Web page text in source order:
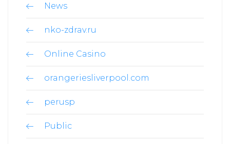
News
nko-zdrav.ru
Online Casino
orangeriesliverpool.com
perusp
Public